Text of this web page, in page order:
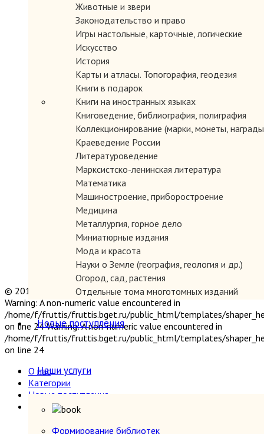
Животные и звери
Законодательство и право
Игры настольные, карточные, логические
Искусство
История
Карты и атласы. Топогорафия, геодезия
Книги в подарок
Книги на иностранных языках
Книговедение, библиография, полиграфия
Коллекционирование (марки, монеты,
Краеведение России
Литературоведение
Марксистско-ленинская литература
Математика
Машиностроение, приборостроение
Медицина
Металлургия, горное дело
Миниатюрные издания
Мода и красота
Науки о Земле (география, геология и др.)
Огород, сад, растения
Отдельные тома многотомных изданий
Открытки
Охота и рыбалка
Педагогика
Политология, геополитика, дипломатия
Промышленность, производство
Религия
Сатира и юмор
Новые поступления
Наши услуги
Формирование библиотек
© 2019 "Параграф" Покупка и продажа антикварных книг
Warning: A non-numeric value encountered in
/home/f/fruttis/fruttis.bget.ru/public_html/templates/
on line 24 Warning: A non-numeric value encountered in
/home/f/fruttis/fruttis.bget.ru/public_html/templates/
on line 24
О нас
Категории
Новые поступления
Наши услуги
Прием книг